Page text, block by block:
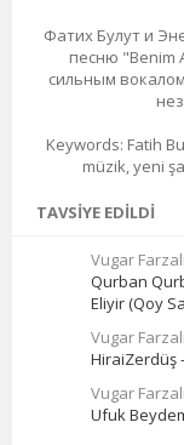
Фатих Булут и
песню "Benim
сильным
Keywords: Fatih
müzik, yeni
TAVSIYE EDILDI
Vugar
Qurban
Eliyir (Qoy
Vugar
HiraiZerdüş
Vugar
Ufuk